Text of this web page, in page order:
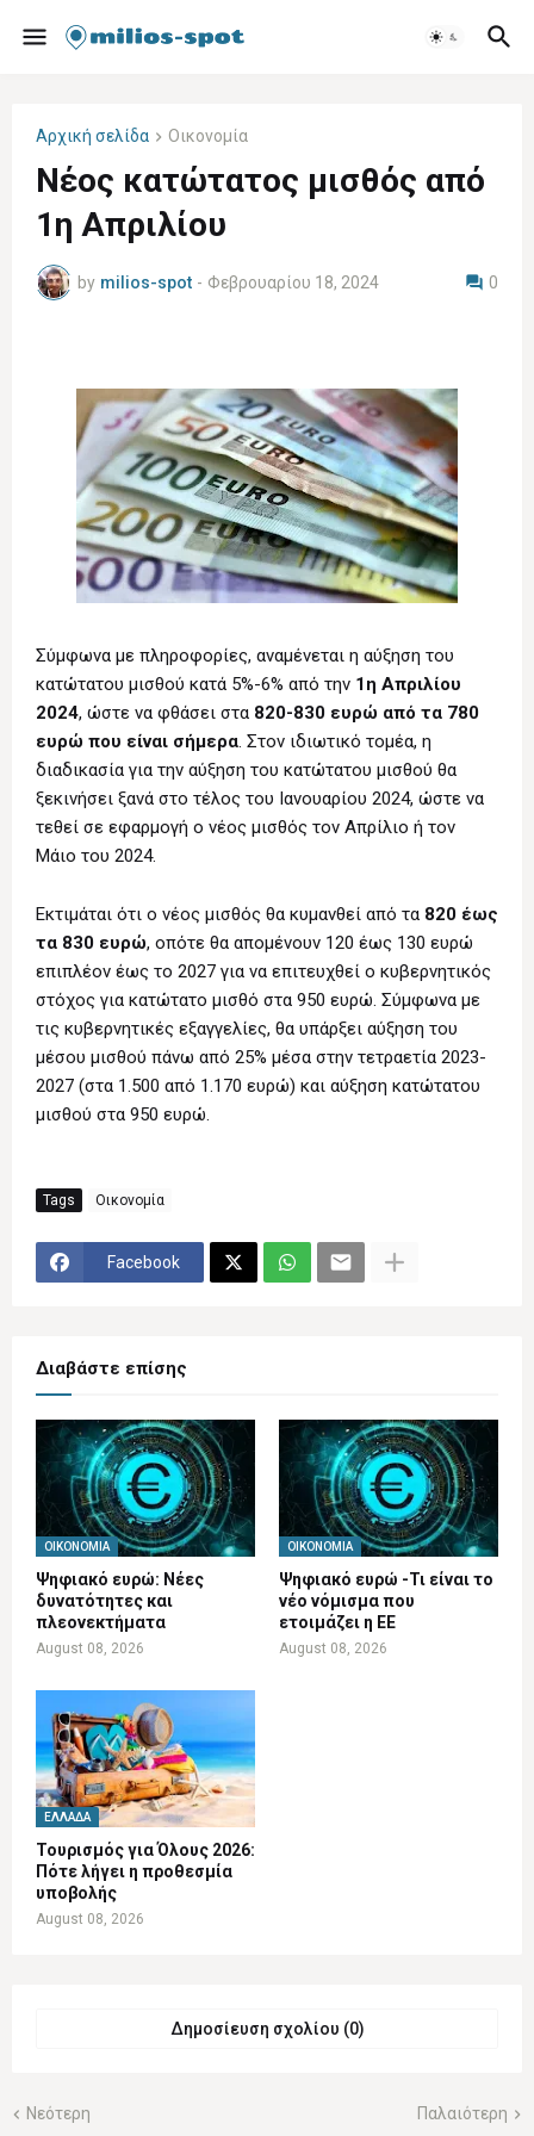
Αρχική σελίδα Οικονομία
Νέος κατώτατος μισθός από
1η Απριλίου
by milios-spot - Φεβρουαρίου 18, 2024 0
Σύμφωνα με πληροφορίες, αναμένεται η αύξηση του
κατώτατου μισθού κατά 5%-6% από την 1η Απριλίου
2024, ώστε να φθάσει στα 820-830 ευρώ από τα 780
ευρώ που είναι σήμερα. Στον ιδιωτικό τομέα, η
διαδικασία για την αύξηση του κατώτατου μισθού θα
ξεκινήσει ξανά στο τέλος του Ιανουαρίου 2024, ώστε να
τεθεί σε εφαρμογή ο νέος μισθός τον Απρίλιο ή τον
Μάιο του 2024.
Εκτιμάται ότι ο νέος μισθός θα κυμανθεί από τα 820 έως
τα 830 ευρώ, οπότε θα απομένουν 120 έως 130 ευρώ
επιπλέον έως το 2027 για να επιτευχθεί ο κυβερνητικός
στόχος για κατώτατο μισθό στα 950 ευρώ. Σύμφωνα με
τις κυβερνητικές εξαγγελίες, θα υπάρξει αύξηση του
μέσου μισθού πάνω από 25% μέσα στην τετραετία 2023-
2027 (στα 1.500 από 1.170 ευρώ) και αύξηση κατώτατου
μισθού στα 950 ευρώ.
Tags Οικονομία
Facebook
Διαβάστε επίσης
ΟΙΚΟΝΟΜΊΑ
Ψηφιακό ευρώ: Νέες
δυνατότητες και
πλεονεκτήματα
August 08, 2026
ΟΙΚΟΝΟΜΊΑ
Ψηφιακό ευρώ -Τι είναι το
νέο νόμισμα που
ετοιμάζει η ΕΕ
August 08, 2026
ΕΛΛΆΔΑ
Τουρισμός για Όλους 2026:
Πότε λήγει η προθεσμία
υποβολής
August 08, 2026
Δημοσίευση σχολίου (0)
Νεότερη Παλαιότερη